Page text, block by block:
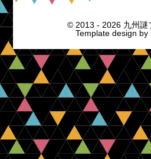
© 2013 - 2026 九州謎
Template design by